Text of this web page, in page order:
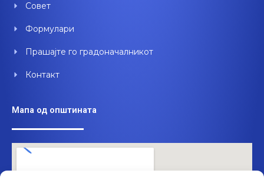
Совет
Формулари
Прашајте го градоначалникот
Контакт
Мапа од општината